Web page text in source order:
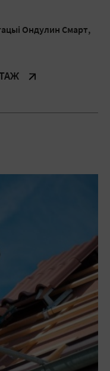
Ондулин Смарт,